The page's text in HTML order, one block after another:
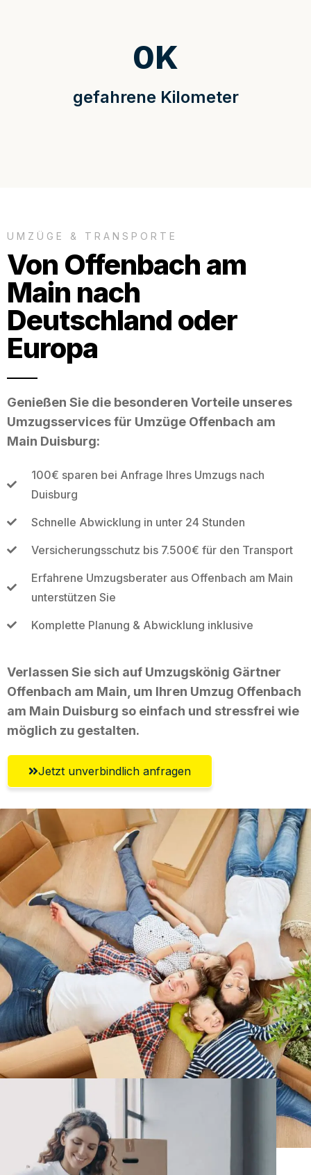
gefahrene Kilometer
0K
UMZÜGE & TRANSPORTE
Von Offenbach am
Main nach
Deutschland oder
Europa
Genießen Sie die besonderen Vorteile unseres
Umzugsservices für Umzüge Offenbach am
Main Duisburg:
100€ sparen bei Anfrage Ihres Umzugs nach
Duisburg
Schnelle Abwicklung in unter 24 Stunden
Versicherungsschutz bis 7.500€ für den Transport
Erfahrene Umzugsberater aus Offenbach am Main
unterstützen Sie
Komplette Planung & Abwicklung inklusive
Verlassen Sie sich auf Umzugskönig Gärtner
Offenbach am Main, um Ihren Umzug Offenbach
am Main Duisburg so einfach und stressfrei wie
möglich zu gestalten.
Jetzt unverbindlich anfragen